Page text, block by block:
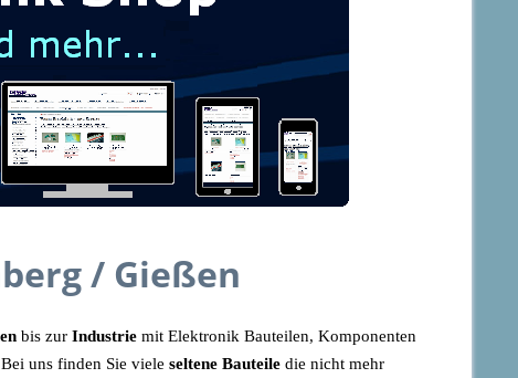
/ Gießen
bis zur Industriemit Elektronik Bauteilen, Komponenten
uns finden Sie viele seltene Bauteile die nicht mehr